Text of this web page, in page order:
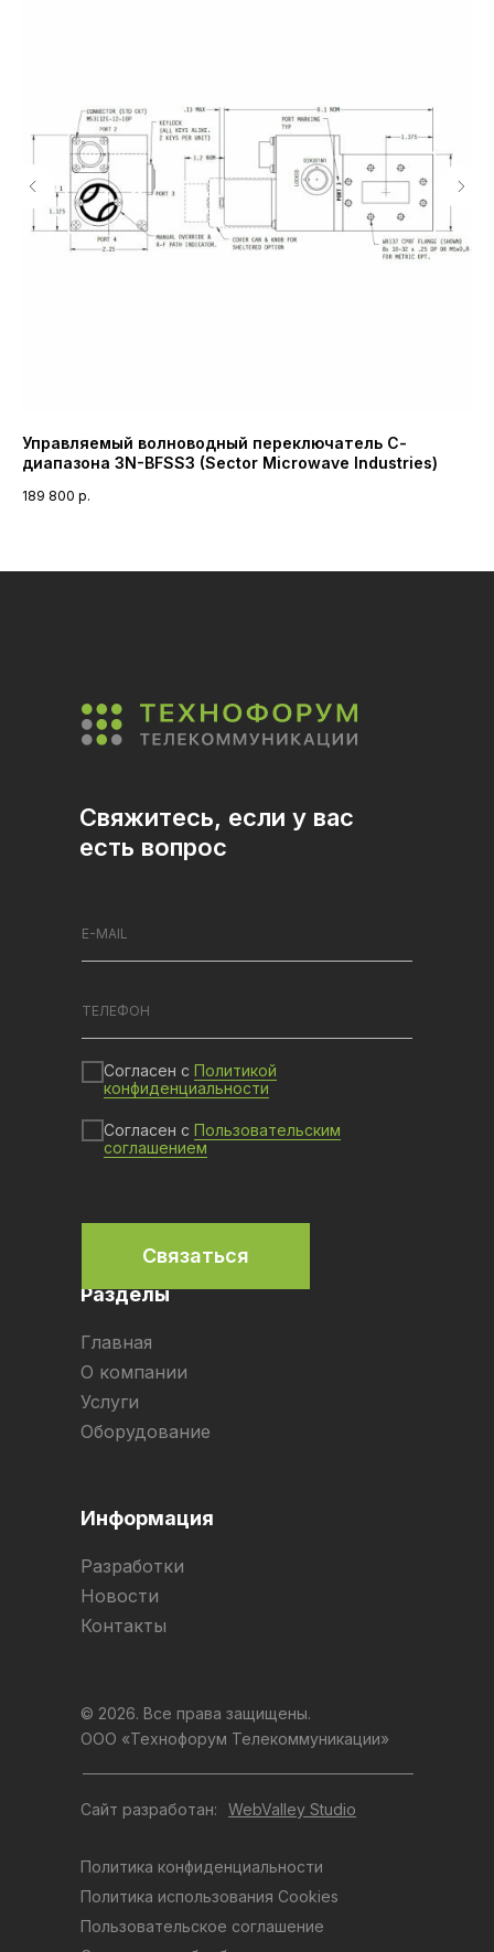
Управляемый волноводный переключатель С-
диапазона 3N-BFSS3 (Sector Microwave Industries)
189 800 р.
Разделы
Информация
Главная
О компании
Услуги
Оборудование
Разработки
Новости
Контакты
Политика использования Cookies
Пользовательское соглашение
Политика конфиденциальности
© 2026. Все права защищены.
ООО «Технофорум Телекоммуникации»
Сайт разработан:
Согласен с Политикой
конфиденциальности
Согласен с Пользовательским
соглашением
Связаться
Свяжитесь, если у вас
есть вопрос
WebValley Studio